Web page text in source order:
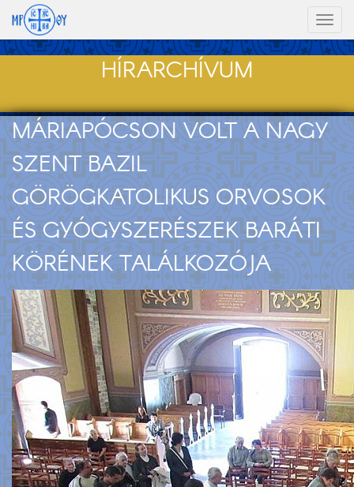
HÍRARCHÍVUM
MÁRIAPÓCSON VOLT A NAGY
SZENT BAZIL
GÖRÖGKATOLIKUS ORVOSOK
ÉS GYÓGYSZERÉSZEK BARÁTI
KÖRÉNEK TALÁLKOZÓJA